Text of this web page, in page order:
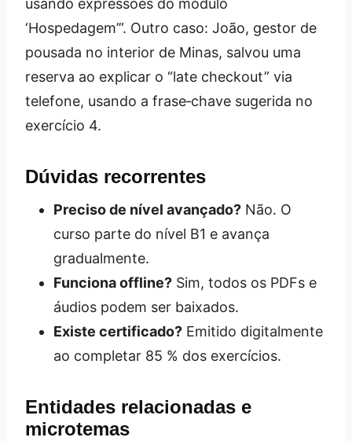
usando expressões do módulo
‘Hospedagem’”. Outro caso: João, gestor de
pousada no interior de Minas, salvou uma
reserva ao explicar o “late checkout” via
telefone, usando a frase‑chave sugerida no
exercício 4.
Dúvidas recorrentes
Preciso de nível avançado? Não. O
curso parte do nível B1 e avança
gradualmente.
Funciona offline? Sim, todos os PDFs e
áudios podem ser baixados.
Existe certificado? Emitido digitalmente
ao completar 85 % dos exercícios.
Entidades relacionadas e
microtemas